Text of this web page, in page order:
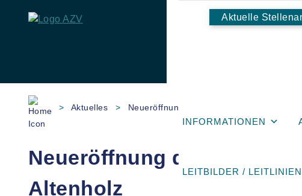
content
Aktuelle
INFORMATIONEN
LEITBILDER / LEITLINIEN
> Aktuelles > Neueröffnung der Cafeteria am Campus
Neueröffnung der Cafeteria
Altenholz